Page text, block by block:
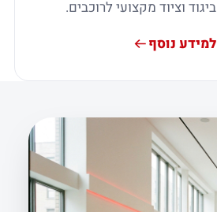
ביגוד וציוד מקצועי לרוכבים.
למידע נוסף